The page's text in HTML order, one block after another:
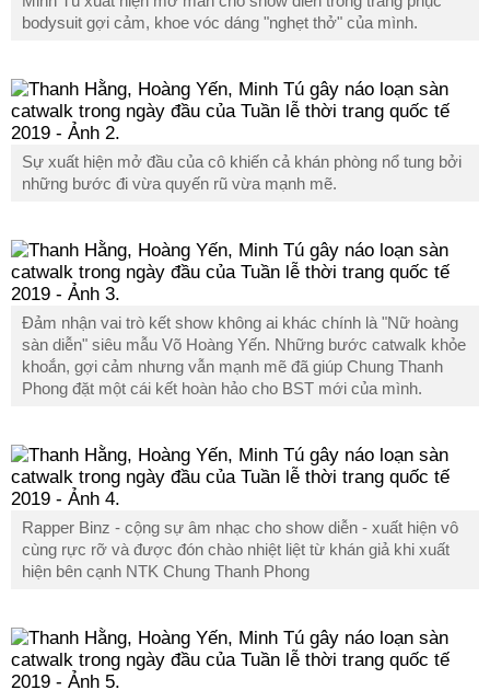
bodysuit gợi cảm, khoe vóc dáng "nghẹt thở" của mình.
Sự xuất hiện mở đầu của cô khiến cả khán phòng nổ tung bởi
những bước đi vừa quyến rũ vừa mạnh mẽ.
Đảm nhận vai trò kết show không ai khác chính là "Nữ hoàng
sàn diễn" siêu mẫu Võ Hoàng Yến. Những bước catwalk khỏe
khoắn, gợi cảm nhưng vẫn mạnh mẽ đã giúp Chung Thanh
Phong đặt một cái kết hoàn hảo cho BST mới của mình.
Rapper Binz - cộng sự âm nhạc cho show diễn - xuất hiện vô
cùng rực rỡ và được đón chào nhiệt liệt từ khán giả khi xuất
hiện bên cạnh NTK Chung Thanh Phong